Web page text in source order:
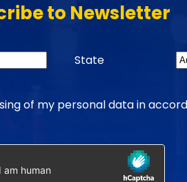
to Newsletter
State
of my personal data in